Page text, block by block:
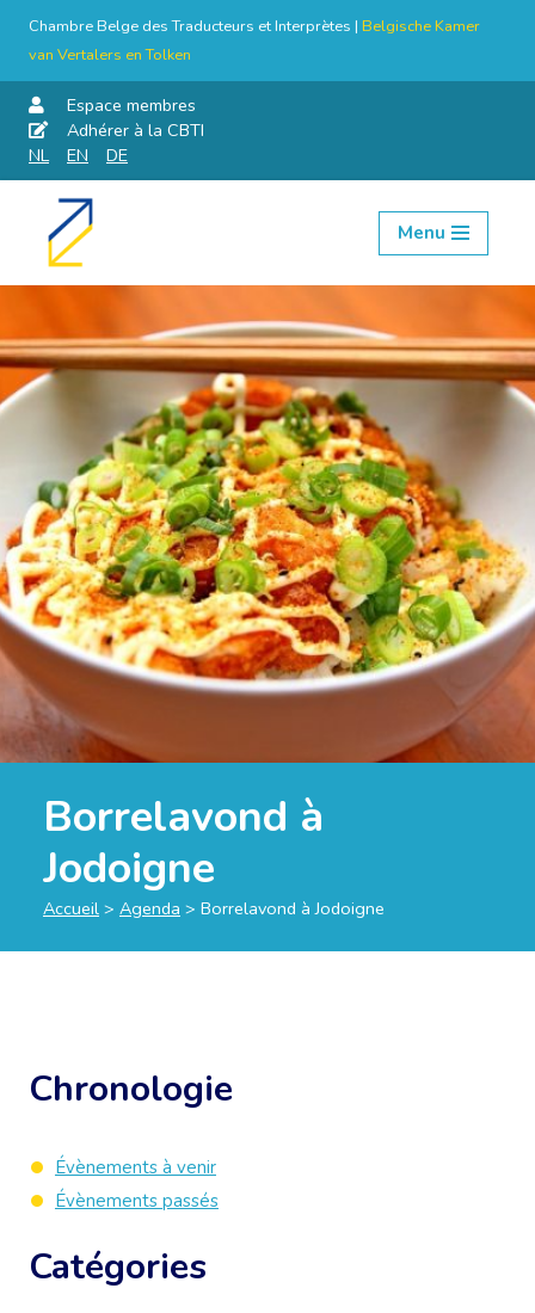
Chambre Belge des Traducteurs et Interprètes | Belgische Kamer
van Vertalers en Tolken
Espace membres
Adhérer à la CBTI
NL
EN DE
Aller
Menu
Borrelavond à
Jodoigne
Accueil > Agenda > Borrelavond à Jodoigne
Chronologie
Évènements à venir
Évènements passés
Catégories